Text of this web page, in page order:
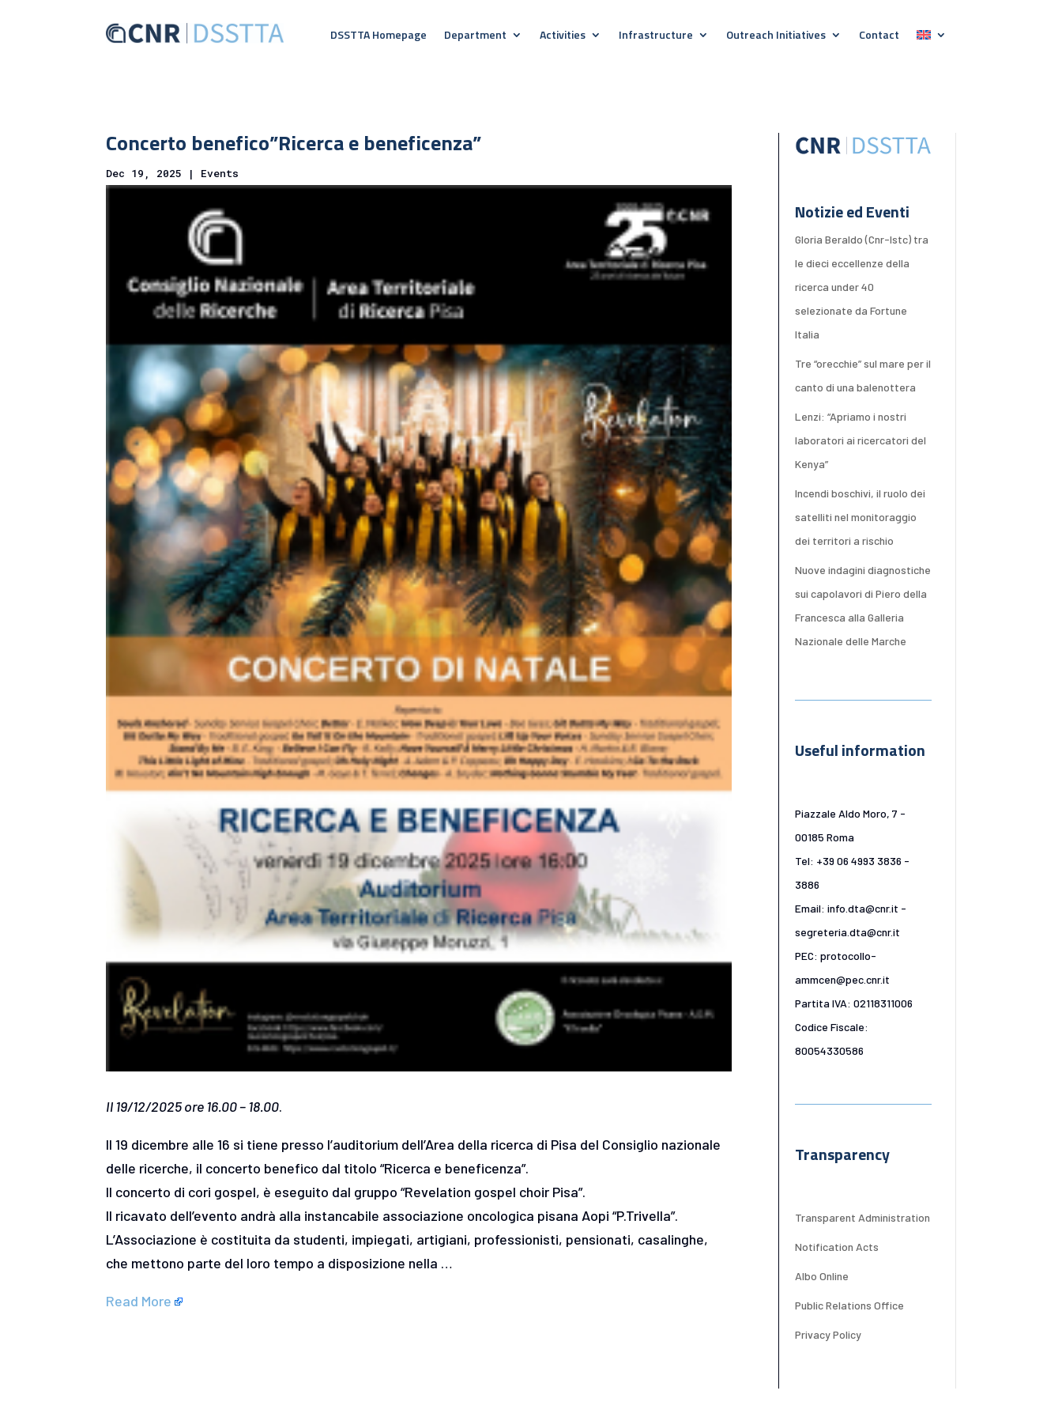
DSSTTA Homepage Department Activities Infrastructure Outreach Initiatives Contact
Concerto benefico”Ricerca e beneficenza”
Dec 19, 2025 | Events
Il 19/12/2025 ore 16.00 – 18.00.
Il 19 dicembre alle 16 si tiene presso l’auditorium dell’Area della ricerca di Pisa del Consiglio nazionale
delle ricerche, il concerto benefico dal titolo “Ricerca e beneficenza”.
Il concerto di cori gospel, è eseguito dal gruppo “Revelation gospel choir Pisa”.
Il ricavato dell’evento andrà alla instancabile associazione oncologica pisana Aopi “P.Trivella”.
L’Associazione è costituita da studenti, impiegati, artigiani, professionisti, pensionati, casalinghe,
che mettono parte del loro tempo a disposizione nella …
Read More
Notizie ed Eventi
Gloria Beraldo (Cnr-Istc) tra
le dieci eccellenze della
ricerca under 40
selezionate da Fortune
Italia
Tre “orecchie” sul mare per il
canto di una balenottera
Lenzi: “Apriamo i nostri
laboratori ai ricercatori del
Kenya”
Incendi boschivi, il ruolo dei
satelliti nel monitoraggio
dei territori a rischio
Nuove indagini diagnostiche
sui capolavori di Piero della
Francesca alla Galleria
Nazionale delle Marche
Useful information
Piazzale Aldo Moro, 7 -
00185 Roma
Tel: +39 06 4993 3836 -
3886
Email: info.dta@cnr.it -
segreteria.dta@cnr.it
PEC: protocollo-
ammcen@pec.cnr.it
Partita IVA: 02118311006
Codice Fiscale:
80054330586
Transparency
Transparent Administration
Notification Acts
Albo Online
Public Relations Office
Privacy Policy